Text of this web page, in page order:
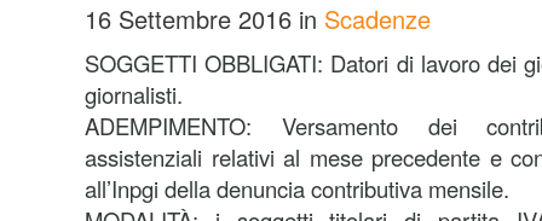
16 Settembre 2016 in Scadenze
SOGGETTI OBBLIGATI: Datori di lavoro dei
giornalisti.
ADEMPIMENTO: Versamento dei
assistenziali relativi al mese precedente e
all’Inpgi della denuncia contributiva mensile.